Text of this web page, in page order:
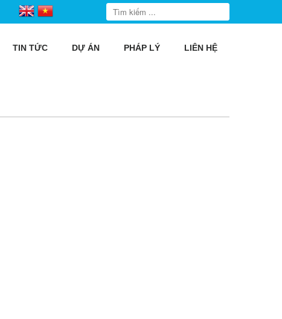
TIN TỨC DỰ ÁN PHÁP LÝ LIÊN HỆ